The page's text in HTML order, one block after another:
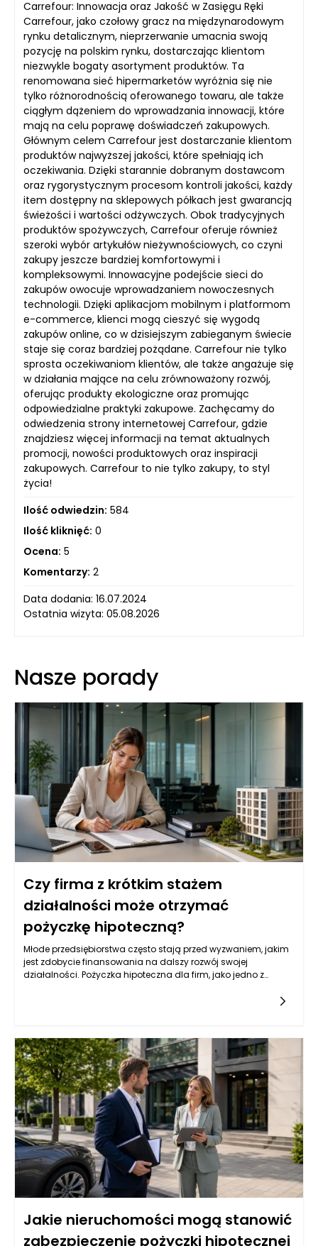
Carrefour: Innowacja oraz Jakość w Zasięgu Ręki
Carrefour, jako czołowy gracz na międzynarodowym
rynku detalicznym, nieprzerwanie umacnia swoją
pozycję na polskim rynku, dostarczając klientom
niezwykle bogaty asortyment produktów. Ta
renomowana sieć hipermarketów wyróżnia się nie
tylko różnorodnością oferowanego towaru, ale także
ciągłym dążeniem do wprowadzania innowacji, które
mają na celu poprawę doświadczeń zakupowych.
Głównym celem Carrefour jest dostarczanie klientom
produktów najwyższej jakości, które spełniają ich
oczekiwania. Dzięki starannie dobranym dostawcom
oraz rygorystycznym procesom kontroli jakości, każdy
item dostępny na sklepowych półkach jest gwarancją
świeżości i wartości odżywczych. Obok tradycyjnych
produktów spożywczych, Carrefour oferuje również
szeroki wybór artykułów nieżywnościowych, co czyni
zakupy jeszcze bardziej komfortowymi i
kompleksowymi. Innowacyjne podejście sieci do
zakupów owocuje wprowadzaniem nowoczesnych
technologii. Dzięki aplikacjom mobilnym i platformom
e-commerce, klienci mogą cieszyć się wygodą
zakupów online, co w dzisiejszym zabieganym świecie
staje się coraz bardziej pożądane. Carrefour nie tylko
sprosta oczekiwaniom klientów, ale także angażuje się
w działania mające na celu zrównoważony rozwój,
oferując produkty ekologiczne oraz promując
odpowiedzialne praktyki zakupowe. Zachęcamy do
odwiedzenia strony internetowej Carrefour, gdzie
znajdziesz więcej informacji na temat aktualnych
promocji, nowości produktowych oraz inspiracji
zakupowych. Carrefour to nie tylko zakupy, to styl
życia!
Ilość odwiedzin: 584
Ilość kliknięć: 0
Ocena: 5
Komentarzy: 2
Data dodania: 16.07.2024
Ostatnia wizyta: 05.08.2026
Nasze porady
Czy firma z krótkim stażem
działalności może otrzymać
pożyczkę hipoteczną?
Młode przedsiębiorstwa często stają przed wyzwaniem, jakim
jest zdobycie finansowania na dalszy rozwój swojej
działalności. Pożyczka hipoteczna dla firm, jako jedno z
powinni zatem zrozumieć, jakie czynniki wpływają na decyzję
banków i instytucji pożyczkowych w kontekście udzielania
pożyczek hipotecznych.
Jakie nieruchomości mogą stanowić
zabezpieczenie pożyczki hipotecznej